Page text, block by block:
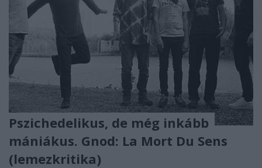
Pszichedelikus, de még inkább
mániákus. Gnod: La Mort Du Sens
(lemezkritika)